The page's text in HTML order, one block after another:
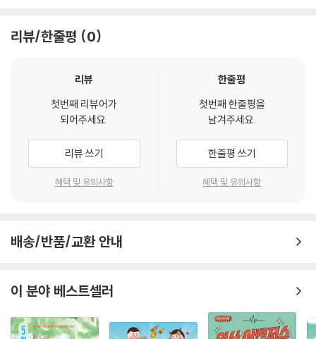
이상은 이렇게 살 수 없다며 처음으로 용기를 낸다. 바로 무술을 배워 힘을
게 강한 존재로 거듭나게 될까?
나약하던 아이, 강해지기로 결심하다
도우는 정글 같은 학교에서 약하디약한 토끼처럼 살아가는, 소심하고 나약
한 아이이다.어느 날, 반 친구들에게 치이고 동네 일진들에게 돈을 뜯긴 도
우는 무기력하게 집으로 돌아와 낮잠을 자다가 꿈을 꾼다. 자신이 대단한
찾아가 무술을 배워야겠다고 마음먹게 된다.
도우의 기대와 달리 곧바로 무술을 가르쳐 주지는 않는다. 거위 길들이기,
방울토마토 가꾸기, 명상하기 등 영 재미없고 쓸데없어 보이는 일들만 잔
뜩 시키는 거다. 거위들은 왜 그리 사나우며, 한여름 방울토마토 밭 가꾸기
리뷰/한줄평 0
리뷰
첫번째 리뷰어가
되어주세요.
리뷰 쓰기
혜택 및 유의사항
한줄평
첫번째 한줄평을
남겨주세요.
한줄평 쓰기
혜택 및 유의사항
배송/반품/교환 안내
이 분야 베스트셀러